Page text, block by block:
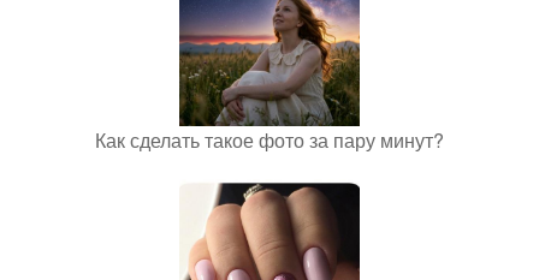
Как сделать такое фото за пару минут?